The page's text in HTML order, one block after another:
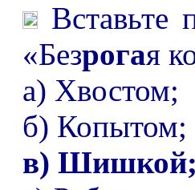
Вставьте
«Безрогая
а) Хвостом;
б) Копытом;
в) Шишкой;